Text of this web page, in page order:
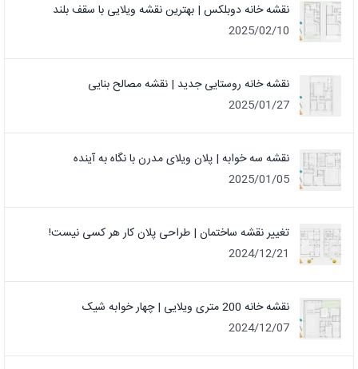
نقشه خانه دوبلکس | بهترین نقشه ویلایی با سقف بلند
2025/02/10
نقشه خانه روستایی جدید | نقشه مصالح بنایی
2025/01/27
نقشه سه خوابه | پلان ویلای مدرن با نگاه به آینده
2025/01/05
تغییر نقشه ساختمان | طراحی پلان کار هر کسی نیست!
2024/12/21
نقشه خانه 200 متری ویلایی | چهار خوابه شیک
2024/12/07